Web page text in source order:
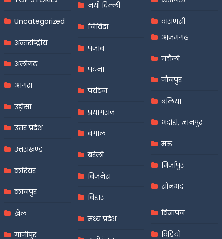
Uncategorized
अन्तर्राष्ट्रीय
अलीगढ़
आगरा
उड़ीसा
उत्तर प्रदेश
उत्तराखण्ड
करियर
कानपुर
खेल
गाजीपुर
नयी दिल्ली
निविदा
पंजाब
पटना
पर्यटन
प्रयागराज
बंगाल
बरेली
बिजनेस
बिहार
मध्य प्रदेश
वाराणसी
आज़मगढ़
चंदौली
जौनपुर
बलिया
भदोही, ज्ञानपुर
मऊ
मिर्जापुर
सोनभद्र
विज्ञापन
विडियो